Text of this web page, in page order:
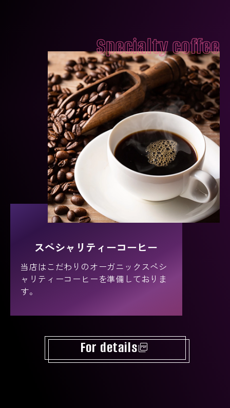
Specialty coffee
スペシャリティーコーヒー
当店はこだわりのオーガニックスペシ
ャリティーコーヒーを準備しておりま
す。
For detailspicture_as_pdf